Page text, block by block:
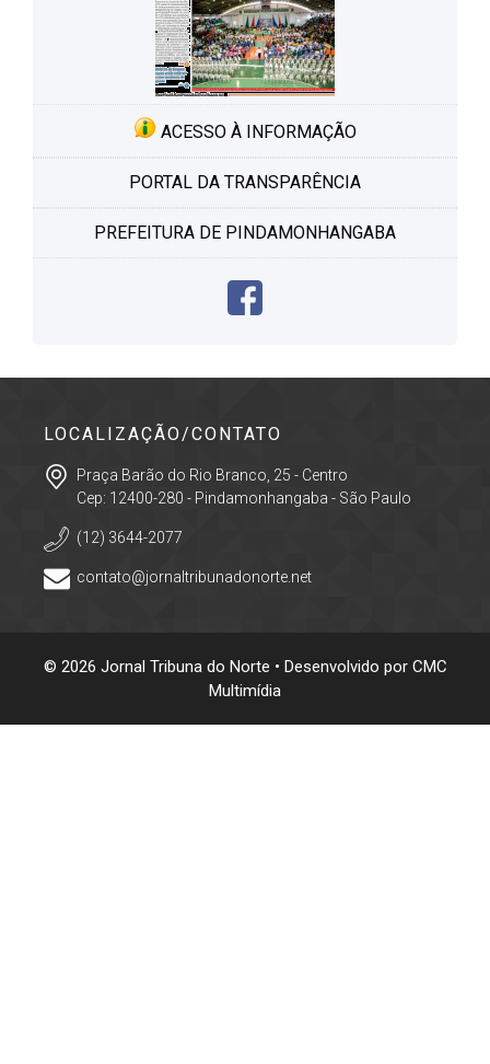
ACESSO À INFORMAÇÃO
PORTAL DA TRANSPARÊNCIA
PREFEITURA DE PINDAMONHANGABA
LOCALIZAÇÃO/CONTATO
Praça Barão do Rio Branco, 25 - Centro
Cep: 12400-280 - Pindamonhangaba - São Paulo
(12) 3644-2077
contato@jornaltribunadonorte.net
© 2026 Jornal Tribuna do Norte • Desenvolvido por CMC
Multimídia